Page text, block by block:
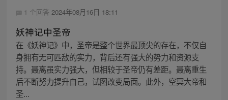
1 个回答 2024年08月16日 18:11
妖神记中圣帝
在《妖神记》中，圣帝是整个世界最顶尖的存在，不仅自
身拥有无可匹敌的实力，背后还有强大的势力和资源支
持。聂离虽实力强大，但相较于圣帝仍有差距。聂离重生
后不断努力提升自己，试图改变局面。此外，空冥大帝和
圣...